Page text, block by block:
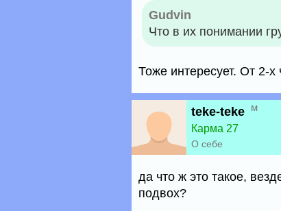
Gudvin
Что в их понимании
Тоже интересует. От 2-х
teke-teke м
Карма 27
О себе
да что ж это такое,
подвох?